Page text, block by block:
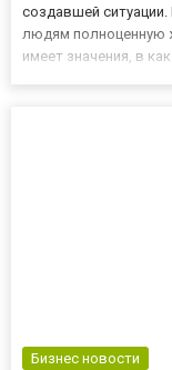
создавшей
людям полноценную
имеет значения, в
Бизнес новости